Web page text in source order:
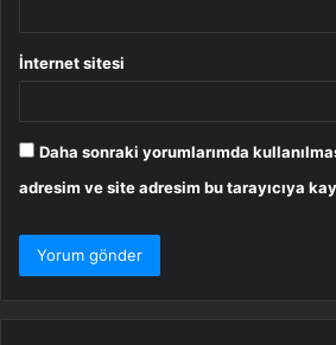
İnternet sitesi
Daha sonraki yorumlarımda
adresim ve site adresim bu tarayıcıya